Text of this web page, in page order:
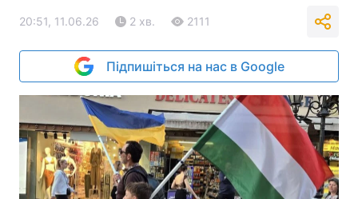
20:51, 11.06.26 2 хв. 2111
Підпишіться на нас в Google